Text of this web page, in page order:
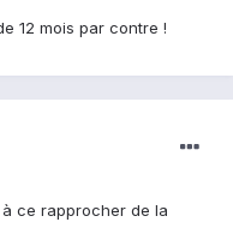
12 mois par contre !
ce rapprocher de la